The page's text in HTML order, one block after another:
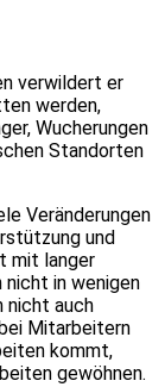
verwildert er
werden,
Wucherungen
Standorten
Veränderungen
und
mit langer
nicht in wenigen
nicht auch
Mitarbeitern
kommt,
gewöhnen.